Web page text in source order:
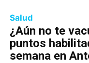
Salud
¿Aún no te
puntos
semana en